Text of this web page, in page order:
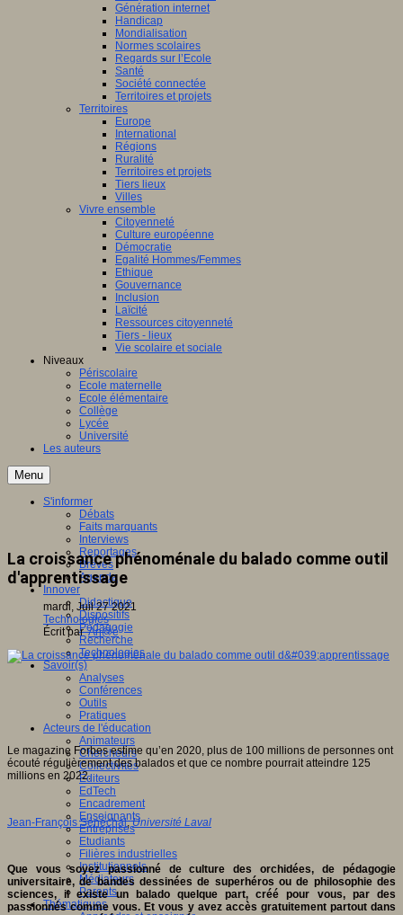
Génération internet
Handicap
Mondialisation
Normes scolaires
Regards sur l’Ecole
Santé
Société connectée
Territoires et projets
Territoires
Europe
International
Régions
Ruralité
Territoires et projets
Tiers lieux
Villes
Vivre ensemble
Citoyenneté
Culture européenne
Démocratie
Egalité Hommes/Femmes
Ethique
Gouvernance
Inclusion
Laïcité
Ressources citoyenneté
Tiers - lieux
Vie scolaire et sociale
Niveaux
Périscolaire
Ecole maternelle
Ecole élémentaire
Collège
Lycée
Université
Les auteurs
Menu
S'informer
Débats
Faits marquants
Interviews
Reportages
Brèves
Agenda
Innover
Didactique
Dispositifs
Pédagogie
Recherche
Technologies
Savoir(s)
Analyses
Conférences
Outils
Pratiques
Acteurs de l'éducation
Animateurs
Chercheurs
Collectivités
Editeurs
EdTech
Encadrement
Enseignants
Entreprises
Etudiants
Filières industrielles
Institutionnels
Médiateurs
Parents
Thématiques
La croissance phénoménale du balado comme outil
d'apprentissage
mardi, Juil 27 2021
Technologies
Écrit parAn@é
Le magazine Forbes estime qu’en 2020, plus de 100 millions de personnes ont
écouté régulièrement des balados et que ce nombre pourrait atteindre 125
millions en 2022.
Jean-François Sénéchal,Université Laval
Que vous soyez passionné de culture des orchidées, de pédagogie
universitaire, de bandes dessinées de superhéros ou de philosophie des
sciences, il existe un balado quelque part, créé pour vous, par des
passionnés comme vous. Et vous y avez accès gratuitement partout dans